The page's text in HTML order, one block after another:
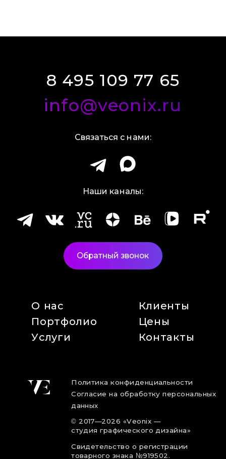
Политика конфиденциальности
Согласие на обработку персональных
данных
© 2017—2026 «Veonix —
студия графического дизайна»
Свидетельство о регистрации
товарного знака №919502.
О нас
Портфолио
Услуги
Клиенты
Цены
Контакты
Обратный звонок
8 495 109 77 65
info@veonix.ru
Связаться с нами:
Наши каналы: